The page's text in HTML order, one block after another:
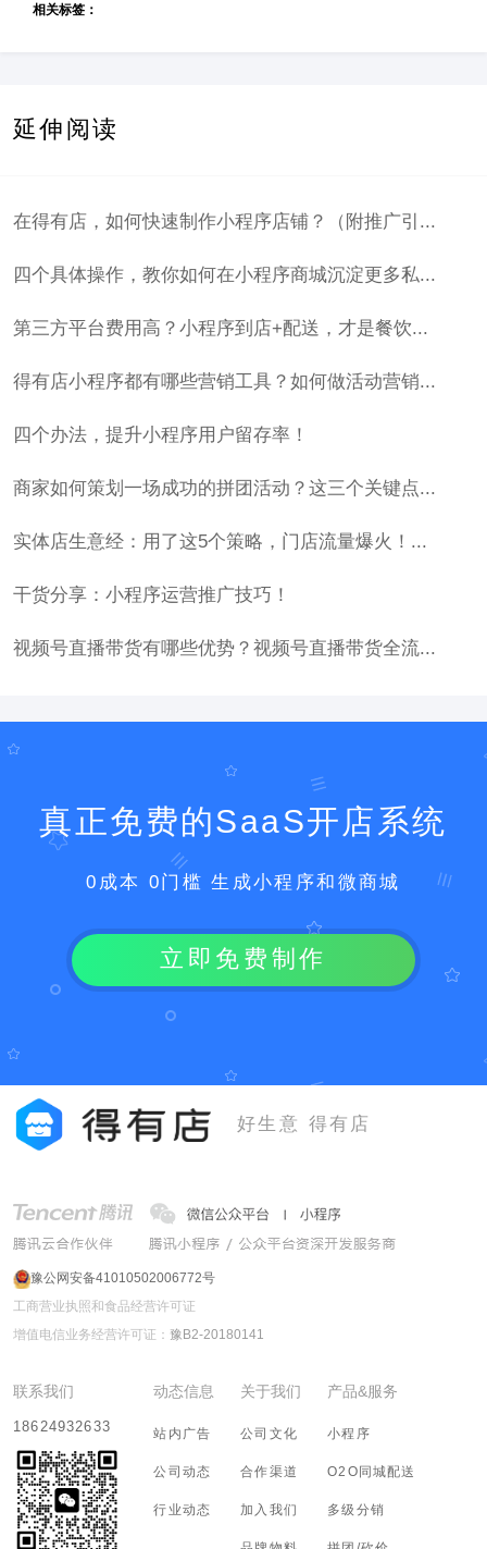
相关标签：
延伸阅读
在得有店，如何快速制作小程序店铺？（附推广引...
四个具体操作，教你如何在小程序商城沉淀更多私...
第三方平台费用高？小程序到店+配送，才是餐饮...
得有店小程序都有哪些营销工具？如何做活动营销...
四个办法，提升小程序用户留存率！
商家如何策划一场成功的拼团活动？这三个关键点...
实体店生意经：用了这5个策略，门店流量爆火！...
干货分享：小程序运营推广技巧！
视频号直播带货有哪些优势？视频号直播带货全流...
真正免费的SaaS开店系统
0成本 0门槛 生成小程序和微商城
立即免费制作
好生意 得有店
豫公网安备41010502006772号
工商营业执照和食品经营许可证
增值电信业务经营许可证： 豫B2-20180141
联系我们
18624932633
动态信息
站内广告
公司动态
行业动态
关于我们
公司文化
合作渠道
加入我们
产品&服务
小程序
O2O同城配送
多级分销